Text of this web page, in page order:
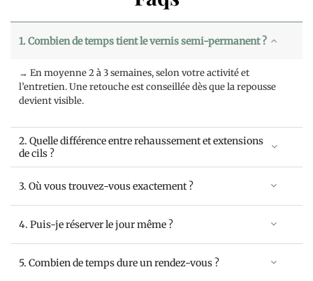
1. Combien de temps tient le vernis semi-permanent ?
→ En moyenne 2 à 3 semaines, selon votre activité et
l’entretien. Une retouche est conseillée dès que la repousse
devient visible.
2. Quelle différence entre rehaussement et extensions
de cils ?
3. Où vous trouvez-vous exactement ?
4. Puis-je réserver le jour même ?
5. Combien de temps dure un rendez-vous ?